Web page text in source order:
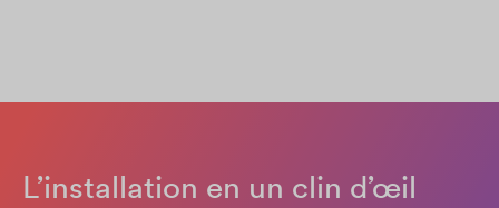
L’installation en un clin d’œil